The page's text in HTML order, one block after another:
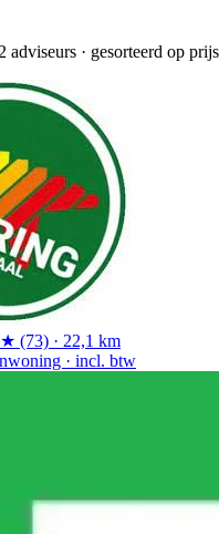
adviseurs · gesorteerd op prijs
(73) · 22,1 km
· incl. btw